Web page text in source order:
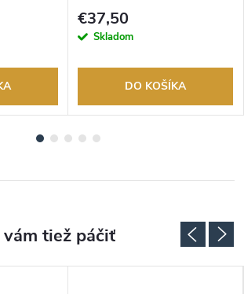
tovaru. Autorizovaný predajca.
€37,50
Skladom
DO KOŠÍKA